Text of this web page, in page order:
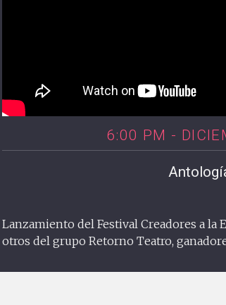
6:00 PM -
Lanzamiento del Festival Creadores a la
otros del grupo Retorno Teatro,